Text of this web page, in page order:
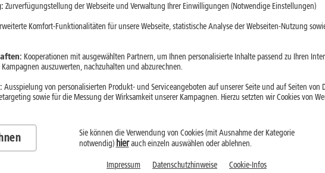
Zurverfügungstellung der Webseite und Verwaltung Ihrer Einwilligungen (Notwendige Einstellungen)
Komfort-Funktionalitäten für unsere Webseite, statistische Analyse der Webseiten-Nutzung
Kooperationen mit ausgewählten Partnern, um Ihnen personalisierte Inhalte passend zu Ihren
auszuwerten, nachzuhalten und abzurechnen.
Ausspielung von personalisierten Produkt- und Serviceangeboten auf unserer Seite und auf Seiten von
sowie für die Messung der Wirksamkeit unserer Kampagnen. Hierzu setzten wir Cookies von
Sie können die Verwendung von Cookies (mit Ausnahme der Kategorie
notwendig) hierauch einzeln auswählen oder ablehnen.
Impressum Datenschutzhinweise Cookie-Infos